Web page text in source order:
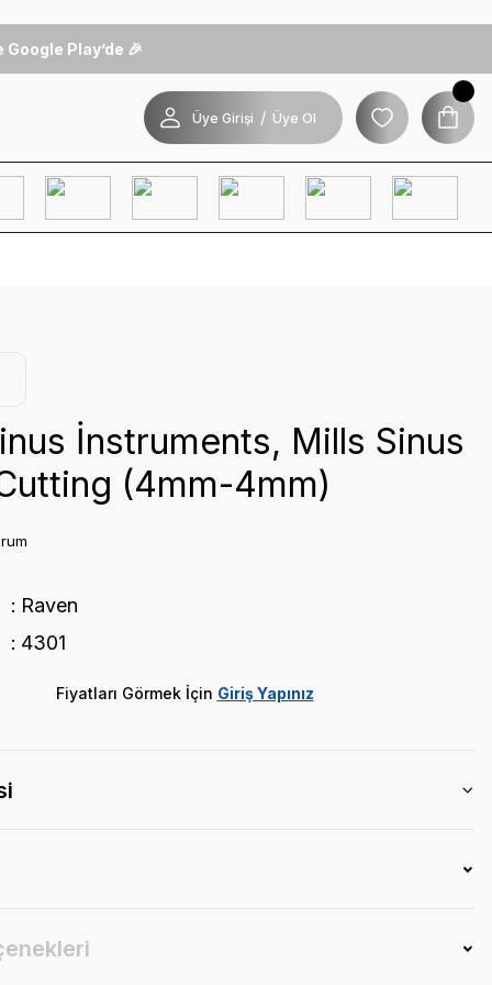
Play’de 🎉
Üye Girişi / Üye Ol
İnstruments, Mills Sinus
(4mm-4mm)
Raven
4301
Fiyatları Görmek İçin Giriş Yapınız